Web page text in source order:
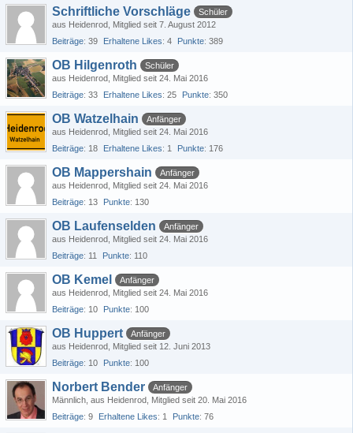
Schriftliche Vorschläge
Schüler
aus Heidenrod Mitglied seit 7. August 2012
Beiträge 39 Erhaltene Likes 4 Punkte 389
OB Hilgenroth
Schüler
aus Heidenrod Mitglied seit 24. Mai 2016
Beiträge 33 Erhaltene Likes 25 Punkte 350
OB Watzelhain
Anfänger
aus Heidenrod Mitglied seit 24. Mai 2016
Beiträge 18 Erhaltene Likes 1 Punkte 176
OB Mappershain
Anfänger
aus Heidenrod Mitglied seit 24. Mai 2016
Beiträge 13 Punkte 130
OB Laufenselden
Anfänger
aus Heidenrod Mitglied seit 24. Mai 2016
Beiträge 11 Punkte 110
OB Kemel
Anfänger
aus Heidenrod Mitglied seit 24. Mai 2016
Beiträge 10 Punkte 100
OB Huppert
Anfänger
aus Heidenrod Mitglied seit 12. Juni 2013
Beiträge 10 Punkte 100
Norbert Bender
Anfänger
Männlich aus Heidenrod Mitglied seit 20. Mai 2016
Beiträge 9 Erhaltene Likes 1 Punkte 76